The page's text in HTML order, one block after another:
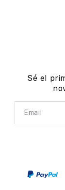
Sé el
Email